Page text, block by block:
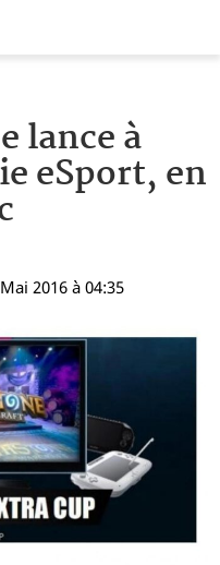
lance à
eSport, en
2016 à 04:35